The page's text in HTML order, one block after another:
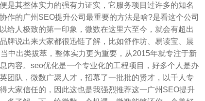
是其整体实力的强有力证实，它服务项目过许多的知名
作的广州SEO提升公司最重要的方法是啥?是看这个公司
给人极致的第一印象，微数在这里六至今，就会有超出
牌说出来大家都很迅链了解，比如舒作坊、易读宝、晨
中出类拔萃，整体实力更为重要，从2015年就专注于新
内容。seo优化是一个专业化的工程项目，好多个人是办
团队，微数广聚人才，招幕了一批批的贤才，以千人专
大家信任的，因此这也是我强烈推荐这一广州SEO提升